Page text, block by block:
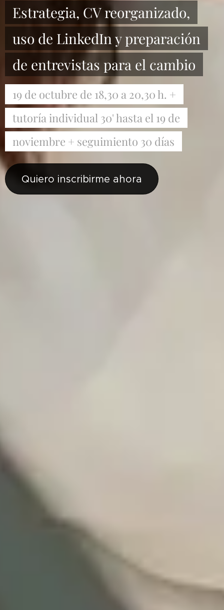
Estrategia, CV reorganizado,
uso de LinkedIn y preparación
de entrevistas para el cambio
19 de octubre de 18,30 a 20,30 h. +
tutoría individual 30' hasta el 19 de
noviembre + seguimiento 30 días
Quiero inscribirme ahora